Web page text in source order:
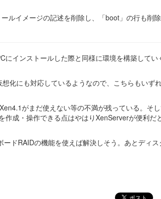
ルイメージの記述を削除し、「boot」の行も削
インストールした際と同様に環境を構築してい
化にも対応しているようなので、こちらもいず
がまだ使えない等の不満が残っている。そし
成・操作できる点はやはりXenServerが便利だ
ドRAIDの機能を使えば解決しそう。あとディス